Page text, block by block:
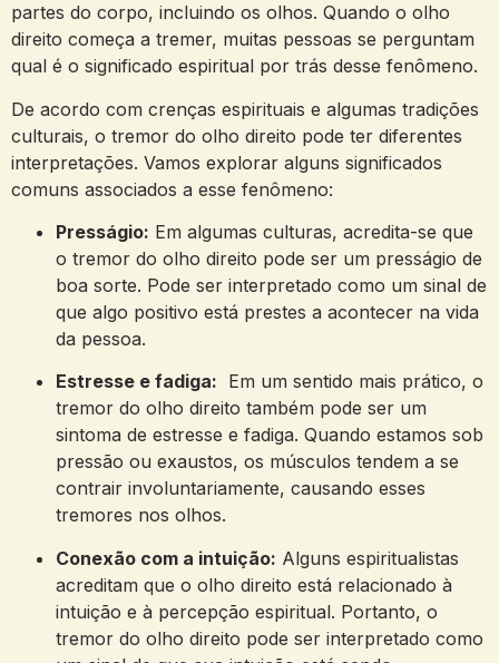
partes do corpo, incluindo os olhos. Quando o olho
direito começa a tremer, ‌muitas pessoas se perguntam‌
qual é o significado espiritual por trás desse ⁢fenômeno.
De⁢ acordo‌ com⁤ crenças espirituais⁤ e algumas tradições⁣
culturais, o tremor ⁤do olho direito pode ter diferentes
interpretações. Vamos explorar alguns significados
comuns⁤ associados a ⁣esse fenômeno:
Presságio: Em​ algumas culturas, acredita-se que
o tremor do‍ olho⁢ direito pode ser​ um presságio‍ de⁤
boa‌ sorte.‍ Pode ser interpretado como‍ um sinal de
que algo ‍positivo está prestes a acontecer na ‍vida
da pessoa.
Estresse e fadiga: ‍ Em um​ sentido mais⁣ prático, o
‌tremor do ‍olho ‍direito também pode⁢ ser um
sintoma de‍ estresse e fadiga. Quando​ estamos sob
pressão ⁣ou ⁣exaustos, os músculos tendem ‌a se
contrair involuntariamente, causando esses
‌tremores nos olhos.
Conexão com a intuição: Alguns espiritualistas
acreditam que o olho direito está relacionado à‌
intuição​ e à ⁢percepção‌ espiritual. ⁣Portanto, o
tremor​ do olho direito pode ser ⁣interpretado como